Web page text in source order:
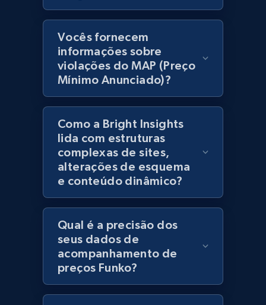
products using specified keywords
URL, Product id, Title, Images, Final price,
Currency, Discount, Initial price, and more.
1.1K+ 148+ Comece agora
Lowes.com
URL, Domain, Marketplace pn, Sku, Other pn,
Model number, Gtin ean pn, Product name, and
more.
991+ 162+
Lowes.com - Gather data on products using
Vocês fornecem
informações sobre
violações do MAP (Preço
Mínimo Anunciado)?
Como a Bright Insights
lida com estruturas
complexas de sites,
alterações de esquema
e conteúdo dinâmico?
Qual é a precisão dos
seus dados de
acompanhamento de
preços Funko?